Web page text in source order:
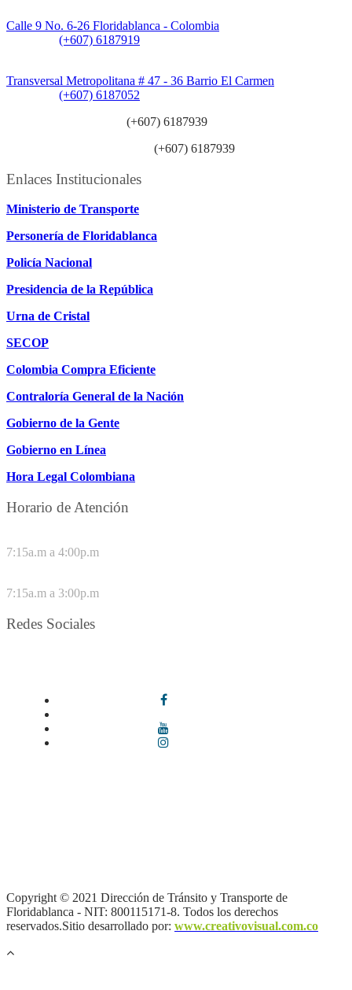
Calle 9 No. 6-26 Floridablanca - Colombia
(+607) 6187919
Transversal Metropolitana # 47 - 36 Barrio El Carmen
(+607) 6187052
(+607) 6187939
(+607) 6187939
Enlaces Institucionales
Ministerio de Transporte
Personería de Floridablanca
Policía Nacional
Presidencia de la República
Urna de Cristal
SECOP
Colombia Compra Eficiente
Contraloría General de la Nación
Gobierno de la Gente
Gobierno en Línea
Hora Legal Colombiana
Horario de Atención
7:15a.m a 4:00p.m
7:15a.m a 3:00p.m
Redes Sociales
Copyright © 2021 Dirección de Tránsito y Transporte de
Floridablanca - NIT: 800115171-8. Todos los derechos
reservados.Sitio desarrollado por: www.creativovisual.com.co